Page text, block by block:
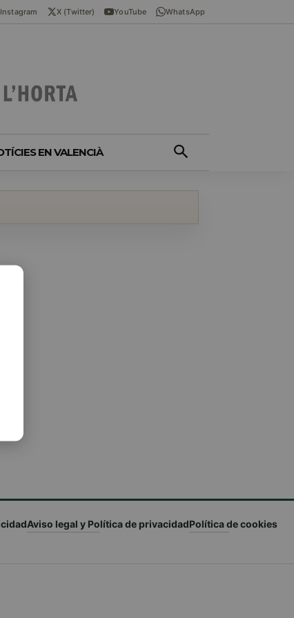
Instagram X (Twitter) YouTube WhatsApp
EN VALENCIÀ
Aviso legal y Política de privacidadPolítica de cookies